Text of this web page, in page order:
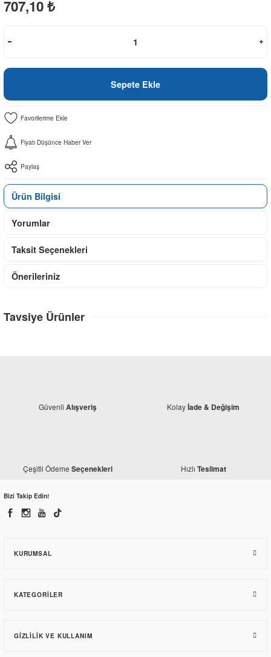
707,10 ₺
Sepete Ekle
Fiyatı Düşünce Haber Ver
Paylaş
Ürün Bilgisi
Yorumlar
Taksit Seçenekleri
Önerileriniz
Tavsiye Ürünler
Yamaha
306,74 TL
Güvenli Alışveriş Kolayİade & Değişim
Çeşitli Ödeme Seçenekleri Hızlı Teslimat
Bizi Takip Edin!
KURUMSAL
KATEGORILER
GIZLILIK VE KULLANIM